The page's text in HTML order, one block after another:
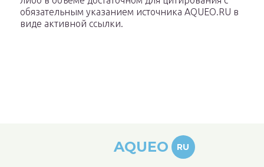
обязательным указанием источника AQUEO.RU в
виде активной ссылки.
AQUEO RU